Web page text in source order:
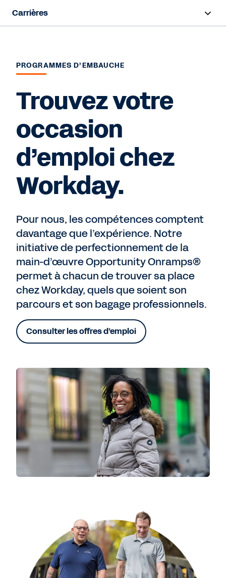
Carrières
Travailler chez Workday
Programmes d’embauche
Équipes
Recherche d’emploi
PROGRAMMES D’EMBAUCHE
Trouvez votre
occasion
d’emploi chez
Workday.
Pour nous, les compétences comptent
davantage que l’expérience. Notre
initiative de perfectionnement de la
main-d’œuvre Opportunity Onramps®
permet à chacun de trouver sa place
chez Workday, quels que soient son
parcours et son bagage professionnels.
Consulter les offres d’emploi